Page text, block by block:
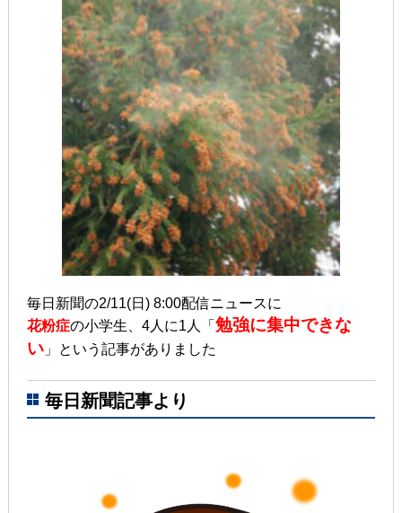
毎日新聞の2/11(日) 8:00配信ニュースに
花粉症の小学生、4人に1人「 勉強に集中できな
い」という記事がありました
毎日新聞記事より